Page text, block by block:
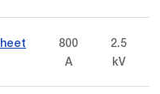
800
A
2.5
kV